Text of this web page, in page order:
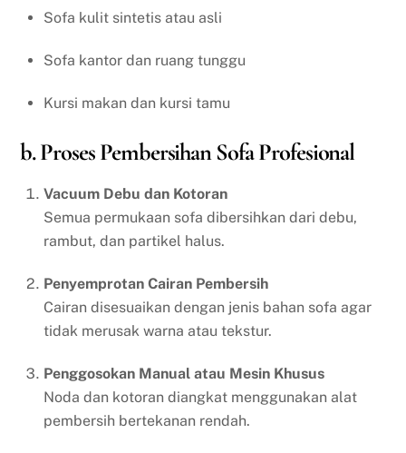
Sofa kulit sintetis atau asli
Sofa kantor dan ruang tunggu
Kursi makan dan kursi tamu
b. Proses Pembersihan Sofa Profesional
Vacuum Debu dan Kotoran
Semua permukaan sofa dibersihkan dari debu,
rambut, dan partikel halus.
Penyemprotan Cairan Pembersih
Cairan disesuaikan dengan jenis bahan sofa agar
tidak merusak warna atau tekstur.
Penggosokan Manual atau Mesin Khusus
Noda dan kotoran diangkat menggunakan alat
pembersih bertekanan rendah.